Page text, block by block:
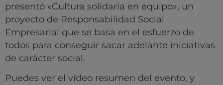
presentó «Cultura solidaria en equipo», un
proyecto de Responsabilidad Social
Empresarial que se basa en el esfuerzo de
todos para conseguir sacar adelante iniciativas
de carácter social.
Puedes ver el vídeo resumen del evento, y